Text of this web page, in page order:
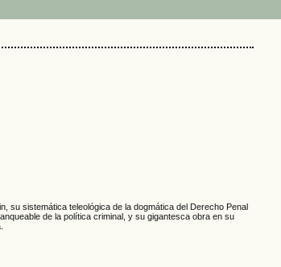
su sistemática teleológica de la dogmática del Derecho Penal
de la política criminal, y su gigantesca obra en su